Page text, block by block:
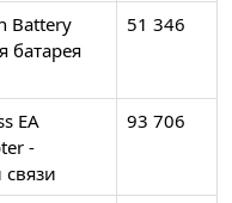
Battery
батарея
51 346
EA
-
93 706